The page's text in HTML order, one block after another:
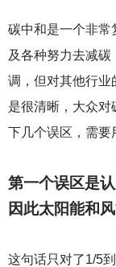
碳中和是一个非常
及各种努力去减
调，但对其他行业
是很清晰，大众对
下几个误区，需要
第一个误区是
因此太阳能和
这句话只对了1/5